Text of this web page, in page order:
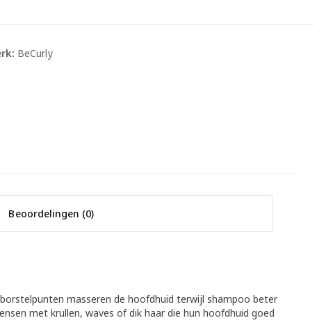
BeCurly
Beoordelingen (0)
masseren de hoofdhuid terwijl shampoo beter
met krullen, waves of dik haar die hun hoofdhuid goed